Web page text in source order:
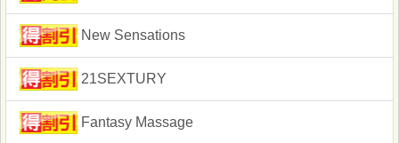
New Sensations
21SEXTURY
Fantasy Massage